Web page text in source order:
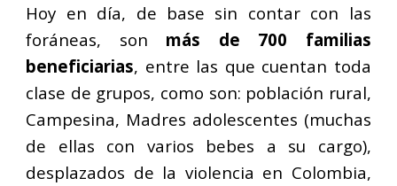
Hoy en día, de base sin contar con las
foráneas, son más de 700 familias
beneficiarias, entre las que cuentan toda
clase de grupos, como son: población rural,
Campesina, Madres adolescentes (muchas
de ellas con varios bebes a su cargo),
desplazados de la violencia en Colombia,